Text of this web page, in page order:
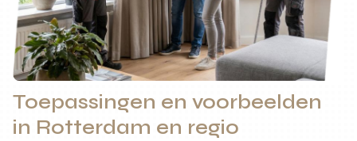
Toepassingen en voorbeelden
in Rotterdam en regio